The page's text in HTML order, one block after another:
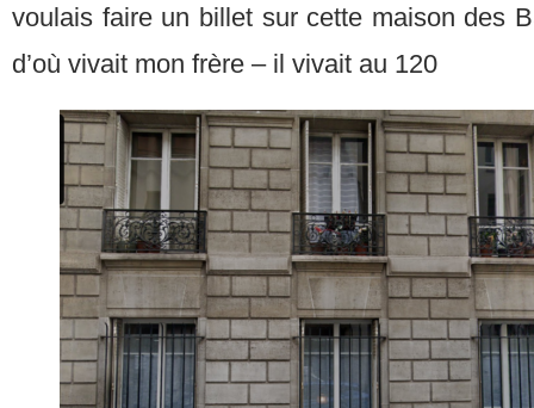
voulais faire un billet sur cette maison des
d’où vivait mon frère – il vivait au 120